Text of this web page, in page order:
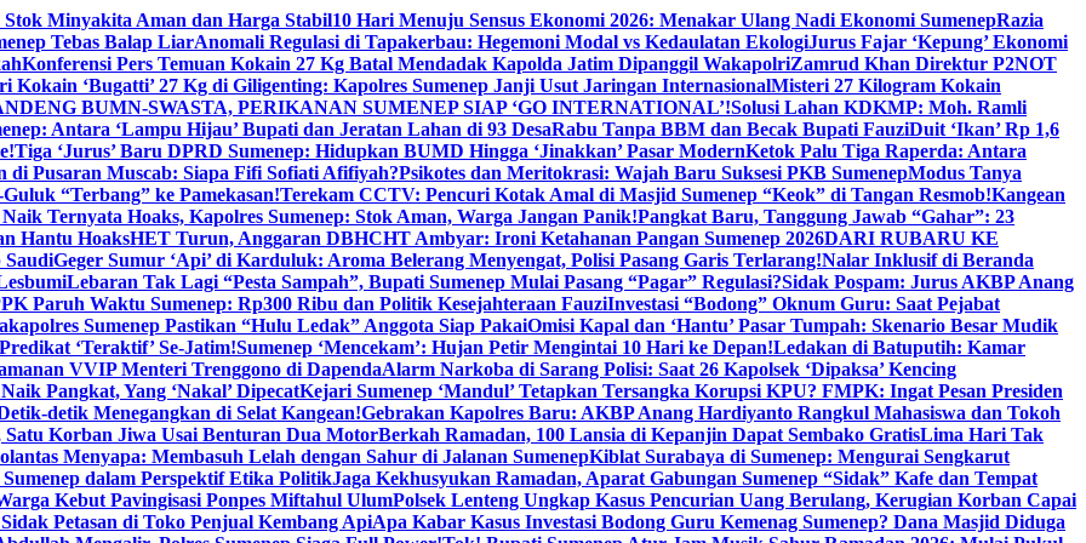
Stok Minyakita Aman dan Harga Stabil10 Hari Menuju Sensus Ekonomi 2026: Menakar Ulang Nadi Ekonomi SumenepRazia
Tebas Balap LiarAnomali Regulasi di Tapakerbau: Hegemoni Modal vs Kedaulatan EkologiJurus Fajar ‘Kepung’ Ekonomi
Konferensi Pers Temuan Kokain 27 Kg Batal Mendadak Kapolda Jatim Dipanggil WakapolriZamrud Khan Direktur P2NOT
Kokain ‘Bugatti’ 27 Kg di Giligenting: Kapolres Sumenep Janji Usut Jaringan InternasionalMisteri 27 Kilogram Kokain
BUMN-SWASTA, PERIKANAN SUMENEP SIAP ‘GO INTERNATIONAL’!Solusi Lahan KDKMP: Moh. Ramli
Antara ‘Lampu Hijau’ Bupati dan Jeratan Lahan di 93 DesaRabu Tanpa BBM dan Becak Bupati FauziDuit ‘Ikan’ Rp 1,6
Tiga ‘Jurus’ Baru DPRD Sumenep: Hidupkan BUMD Hingga ‘Jinakkan’ Pasar ModernKetok Palu Tiga Raperda: Antara
di Pusaran Muscab: Siapa Fifi Sofiati Afifiyah?Psikotes dan Meritokrasi: Wajah Baru Suksesi PKB SumenepModus Tanya
“Terbang” ke Pamekasan!Terekam CCTV: Pencuri Kotak Amal di Masjid Sumenep “Keok” di Tangan Resmob!Kangean
Ternyata Hoaks, Kapolres Sumenep: Stok Aman, Warga Jangan Panik!Pangkat Baru, Tanggung Jawab “Gahar”: 23
Hantu HoaksHET Turun, Anggaran DBHCHT Ambyar: Ironi Ketahanan Pangan Sumenep 2026DARI RUBARU KE
SaudiGeger Sumur ‘Api’ di Karduluk: Aroma Belerang Menyengat, Polisi Pasang Garis Terlarang!Nalar Inklusif di Beranda
Lebaran Tak Lagi “Pesta Sampah”, Bupati Sumenep Mulai Pasang “Pagar” Regulasi?Sidak Pospam: Jurus AKBP Anang
Paruh Waktu Sumenep: Rp300 Ribu dan Politik Kesejahteraan FauziInvestasi “Bodong” Oknum Guru: Saat Pejabat
Sumenep Pastikan “Hulu Ledak” Anggota Siap PakaiOmisi Kapal dan ‘Hantu’ Pasar Tumpah: Skenario Besar Mudik
‘Teraktif’ Se-Jatim!Sumenep ‘Mencekam’: Hujan Petir Mengintai 10 Hari ke Depan!Ledakan di Batuputih: Kamar
VVIP Menteri Trenggono di DapendaAlarm Narkoba di Sarang Polisi: Saat 26 Kapolsek ‘Dipaksa’ Kencing
Pangkat, Yang ‘Nakal’ DipecatKejari Sumenep ‘Mandul’ Tetapkan Tersangka Korupsi KPU? FMPK: Ingat Pesan Presiden
detik Menegangkan di Selat Kangean!Gebrakan Kapolres Baru: AKBP Anang Hardiyanto Rangkul Mahasiswa dan Tokoh
Korban Jiwa Usai Benturan Dua MotorBerkah Ramadan, 100 Lansia di Kepanjin Dapat Sembako GratisLima Hari Tak
Menyapa: Membasuh Lelah dengan Sahur di Jalanan SumenepKiblat Surabaya di Sumenep: Mengurai Sengkarut
dalam Perspektif Etika PolitikJaga Kekhusyukan Ramadan, Aparat Gabungan Sumenep “Sidak” Kafe dan Tempat
Kebut Pavingisasi Ponpes Miftahul UlumPolsek Lenteng Ungkap Kasus Pencurian Uang Berulang, Kerugian Korban Capai
Petasan di Toko Penjual Kembang ApiApa Kabar Kasus Investasi Bodong Guru Kemenag Sumenep? Dana Masjid Diduga